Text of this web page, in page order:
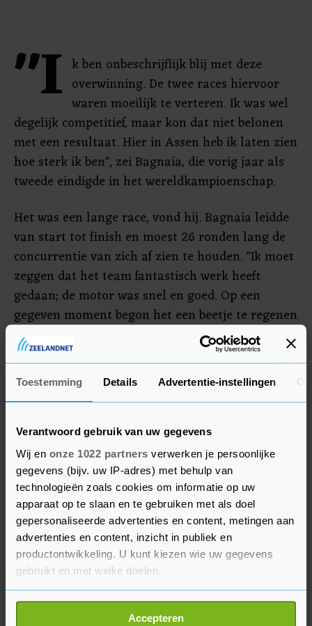
Toestemming Details Advertentie-instellingen
Verantwoord gebruik van uw gegevens
Wij en onze 1022 partners verwerken je persoonlijke
gegevens (bijv. uw IP-adres) met behulp van
technologieën zoals cookies om informatie op uw
apparaat op te slaan en te gebruiken met als doel
gepersonaliseerde advertenties en content, metingen aan
advertenties en content, inzicht in publiek en
productontwikkeling. U kunt kiezen wie uw gegevens
gebruikt en met welke doelen.
Als u het toestaat, willen we ook graag:
Informatie verzamelen over uw geografische
Accepteren
"I k ben onbeschrijflijk blij met deze
overwinning. De twee races hiervoor
waren moeilijk te verteren. Ik was wel
degelijk competitief, maar kon dat niet belonen
met een resultaat. Hier in Assen heb ik laten zien
hoe sterk ik ben", zei Bagnaia, die vorig jaar als
tweede eindigde in het wereldkampioenschap.
Het was een lange race, vond hij. Bagnaia leidde
van start tot finish en moest 26 ronden lang de
concurrentie van zich af zien te houden. "Ik moet
zeggen dat het team fantastisch werk heeft
gedaan; de motor was snel en goed. Op een
gegeven moment begon het een beetje te regenen
en was ik even bang dat het gevolgen zou
hebben, maar ik kon de race uiteindelijk goed
afmaken."